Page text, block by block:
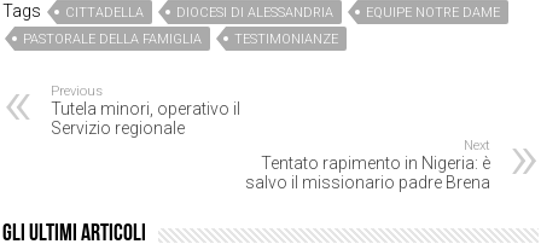
Tags CITTADELLA DIOCESI DI ALESSANDRIA
EQUIPE NOTRE DAME
PASTORALE DELLA FAMIGLIA
TESTIMONIANZE
Previous
Tutela minori, operativo il
Servizio regionale
Next
Tentato rapimento in Nigeria: è
salvo il missionario padre Brena
Gli ultimi articoli